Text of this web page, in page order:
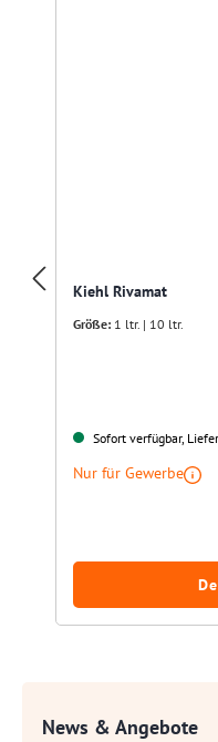
Kiehl Rivamat
Größe: 1 ltr. | 10 ltr.
Sofort verfügbar,
Nur für Gewerbe
News & Angebote